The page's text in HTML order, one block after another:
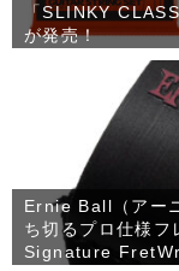
「SLINKY
が発売！
Ernie Ball（アー
ち切るプロ仕様
Signature